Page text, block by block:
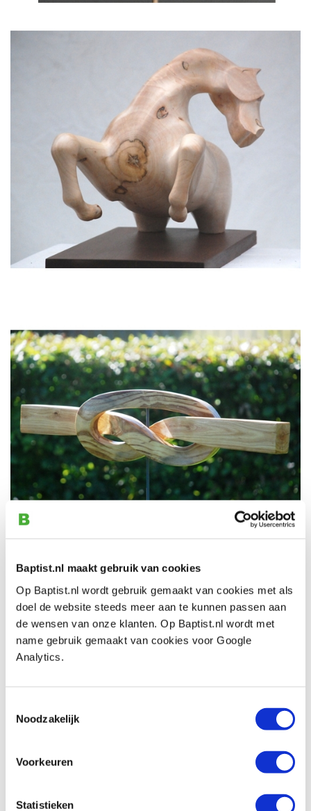
Baptist.nl maakt gebruik van cookies
Op Baptist.nl wordt gebruik gemaakt van cookies met als
doel de website steeds meer aan te kunnen passen aan
de wensen van onze klanten. Op Baptist.nl wordt met
name gebruik gemaakt van cookies voor Google
Analytics.
Noodzakelijk
Voorkeuren
Statistieken
In 1997 ben ik met beeldhouwen begonnen als cursist bij
Geert Lebbink in De Gruitpoort te Doetinchem. Hij was
een gepassioneerde aanhanger van organische,
vloeiende vormen, met de natuur als inspiratiebron.
mij het meest aan. Een enkele keer maak ik figuratieve
krachtige lijnen.
Gruitpoort. Meestal ontstaat éérst het idee en daarbij
maar voegen. Een enkele keer gaat het andersom, dan